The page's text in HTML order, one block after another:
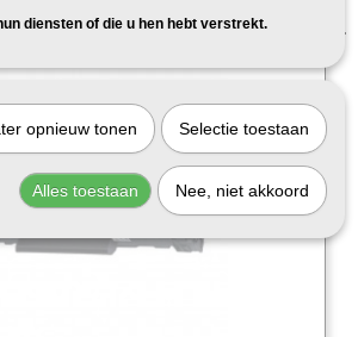
diensten of die u hen hebt verstrekt.
opnieuw tonen Selectie toestaan
Alles toestaan Nee, niet akkoord